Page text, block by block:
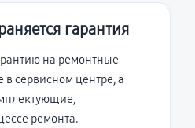
гарантия
на ремонтные
сервисном центре, а
ремонта.